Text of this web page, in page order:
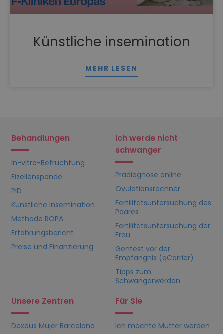
Künstliche insemination
MEHR LESEN
Behandlungen
In-vitro-Befruchtung
Eizellenspende
PID
Künstliche insemination
Methode ROPA
Erfahrungsbericht
Preise und Finanzierung
Ich werde nicht
schwanger
Prädiagnose online
Ovulationsrechner
Fertilitätsuntersuchung des
Paares
Fertilitätsuntersuchung der
Frau
Gentest vor der
Empfängnis (qCarrier)
Tipps zum
Schwangerwerden
Unsere Zentren
Dexeus Mujer Barcelona
Für Sie
Ich möchte Mutter werden